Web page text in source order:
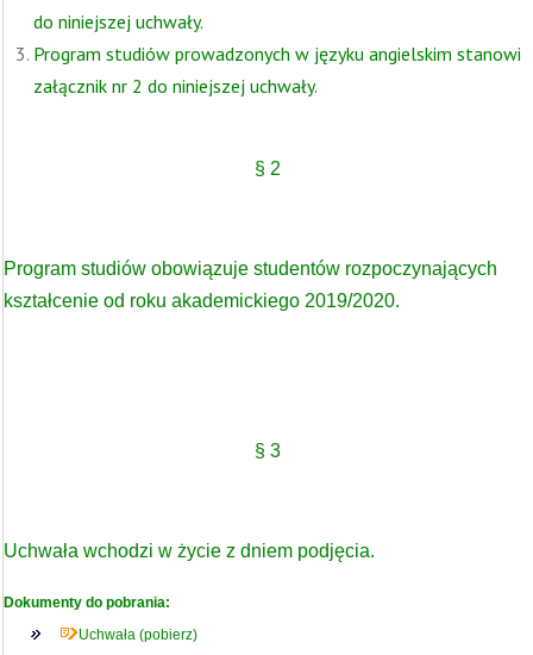
do niniejszej uchwały.
Program studiów prowadzonych w języku angielskim stanowi
załącznik nr 2 do niniejszej uchwały.
§ 2
Program studiów obowiązuje studentów rozpoczynających
kształcenie od roku akademickiego 2019/2020.
§ 3
Uchwała wchodzi w życie z dniem podjęcia.
Dokumenty do pobrania:
Uchwała (pobierz)